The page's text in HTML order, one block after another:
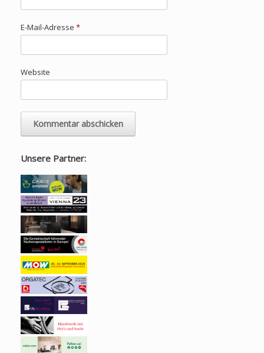
E-Mail-Adresse *
Website
Unsere Partner: